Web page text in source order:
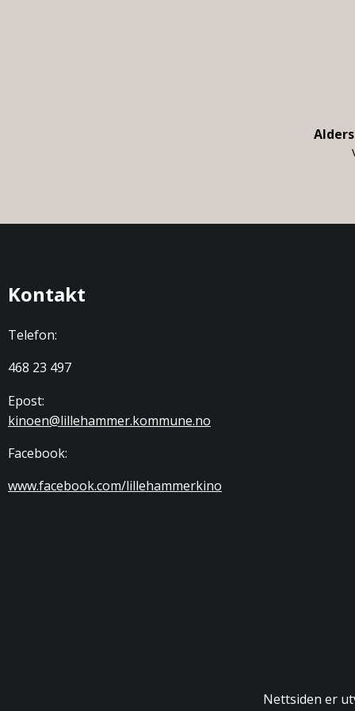
Kontakt
Telefon:
468 23 497
Epost:
kinoen@lillehammer.kommune.no
Facebook:
www.facebook.com/lillehammerkino
Nettsiden er